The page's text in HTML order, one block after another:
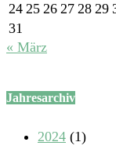
24 25 26 27 28 29
31
« März
Jahresarchiv
2024 (1)